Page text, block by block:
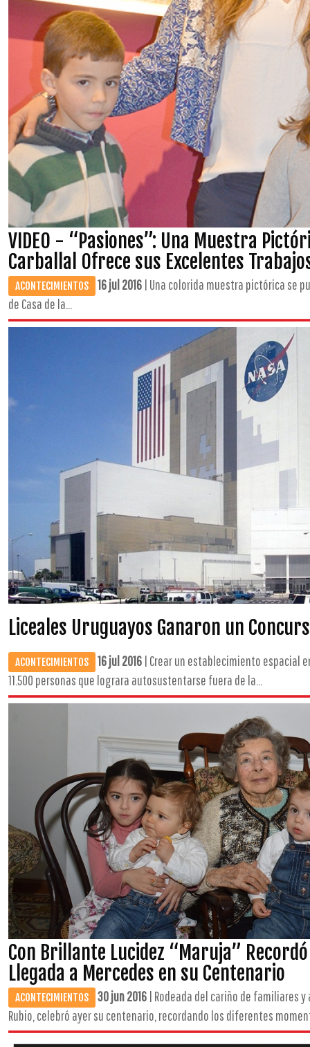
VIDEO - “Pasiones”: Una Muestra
Carballal Ofrece sus Excelentes
ACONTECIMIENTOS 16 jul 2016 | Una colorida muestra pictórica se
de Casa de la...
Liceales Uruguayos Ganaron un
ACONTECIMIENTOS 16 jul 2016 | Crear un establecimiento espacial
11.500 personas que lograra autosustentarse fuera de la...
Con Brillante Lucidez “Maruja”
Llegada a Mercedes en su Centenario
ACONTECIMIENTOS 30 jun 2016 | Rodeada del cariño de familiares
Rubio, celebró ayer su centenario, recordando los diferentes